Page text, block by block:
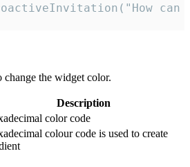
the widget color.
Description
color code
colour code is used to create